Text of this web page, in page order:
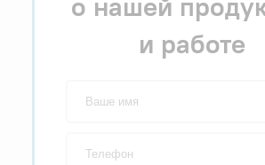
и работе